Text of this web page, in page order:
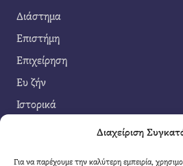
Διαχείριση
Για να παρέχουμε την καλύτερη εμπειρία,
Διάστημα
Επιστήμη
Επιχείρηση
Ευ ζήν
Ιστορικά